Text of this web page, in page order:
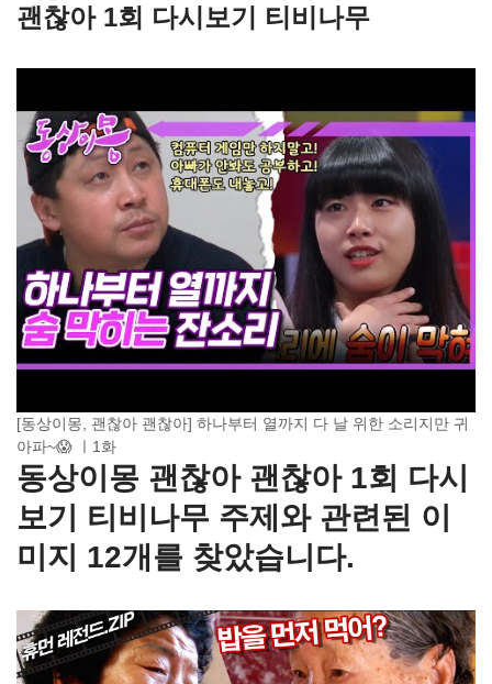
괜찮아 1회 다시보기 티비나무
[동상이몽, 괜찮아 괜찮아] 하나부터 열까지 다 날 위한 소리지만 귀
아파~😱 ㅣ1화
동상이몽 괜찮아 괜찮아 1회 다시
보기 티비나무 주제와 관련된 이
미지 12개를 찾았습니다.